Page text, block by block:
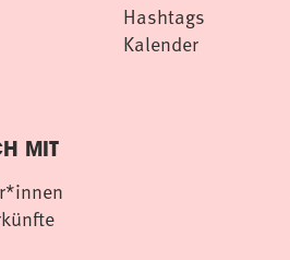
Hashtags
Kalender
MIT